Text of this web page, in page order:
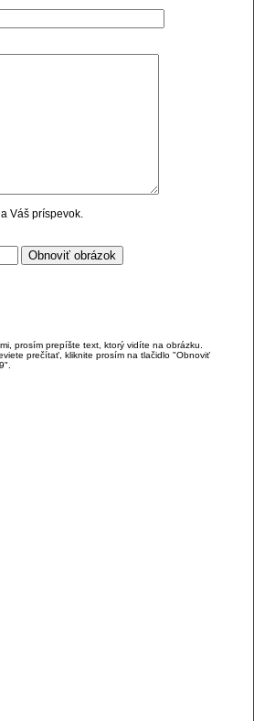
Váš príspevok.
prosím prepíšte text, ktorý vidíte na obrázku.
prečítať, kliknite prosím na tlačidlo "Obnoviť